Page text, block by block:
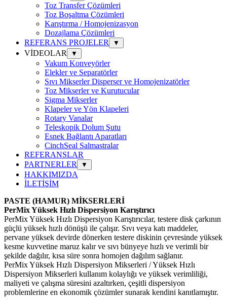
Toz Transfer Çözümleri
Toz Boşaltma Çözümleri
Karıştırma / Homojenizasyon
Dozajlama Çözümleri
REFERANS PROJELER
▼
VİDEOLAR ▼
Vakum Konveyörler
Elekler ve Separatörler
Sıvı Mikserler Disperser ve Homojenizatörler
Toz Mikserler ve Kurutucular
Sigma Mikserler
Klapeler ve Yön Klapeleri
Rotary Vanalar
Teleskopik Dolum Şutu
Esnek Bağlantı Aparatları
CinchSeal Salmastralar
REFERANSLAR
PARTNERLER
▼
HAKKIMIZDA
İLETİŞİM
PASTE (HAMUR) MİKSERLERİ
PerMix Yüksek Hızlı Dispersiyon Karıştırıcı
PerMix Yüksek Hızlı Dispersiyon Karıştırıcılar, testere disk çarkının
güçlü yüksek hızlı dönüşü ile çalışır. Sıvı veya katı maddeler,
pervane yüksek devirde dönerken testere diskinin çevresinde yüksek
kesme kuvvetine maruz kalır ve sıvı bünyeye hızlı ve verimli bir
şekilde dağılır, kısa süre sonra homojen dağılım sağlanır.
PerMix Yüksek Hızlı Dispersiyon Mikserleri / Yüksek Hızlı
Dispersiyon Mikserleri kullanım kolaylığı ve yüksek verimliliği,
maliyeti ve çalışma süresini azaltırken, çeşitli dispersiyon
problemlerine en ekonomik çözümler sunarak kendini kanıtlamıştır.